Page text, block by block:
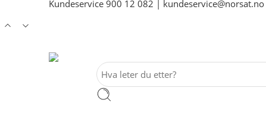
Kundeservice 900 12 082 kundeservice@norsat.no